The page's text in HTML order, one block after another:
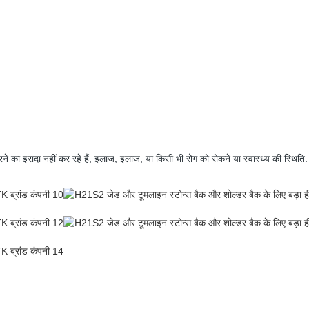
इरादा नहीं कर रहे हैं, इलाज, इलाज, या किसी भी रोग को रोकने या स्वास्थ्य की स्थिति.